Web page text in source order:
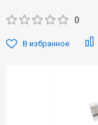
0
В избранное